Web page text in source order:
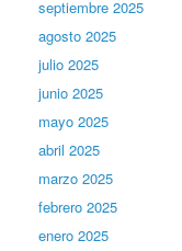
septiembre 2025
agosto 2025
julio 2025
junio 2025
mayo 2025
abril 2025
marzo 2025
febrero 2025
enero 2025